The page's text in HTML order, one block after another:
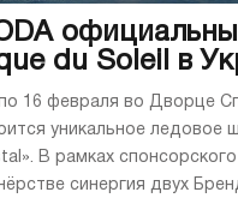
du Soleil в
16 февраля во Дворце
уникальное ледовое
В рамках
синергия двух